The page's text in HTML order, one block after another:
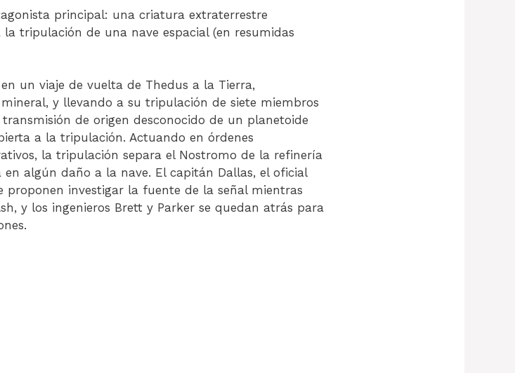
principal: una criatura extraterrestre
tripulación de una nave espacial (en resumidas
un viaje de vuelta de Thedus a la Tierra,
y llevando a su tripulación de siete miembros
de origen desconocido de un planetoide
a la tripulación. Actuando en órdenes
la tripulación separa el Nostromo de la refinería
algún daño a la nave. El capitán Dallas, el oficial
proponen investigar la fuente de la señal mientras
y los ingenieros Brett y Parker se quedan atrás para